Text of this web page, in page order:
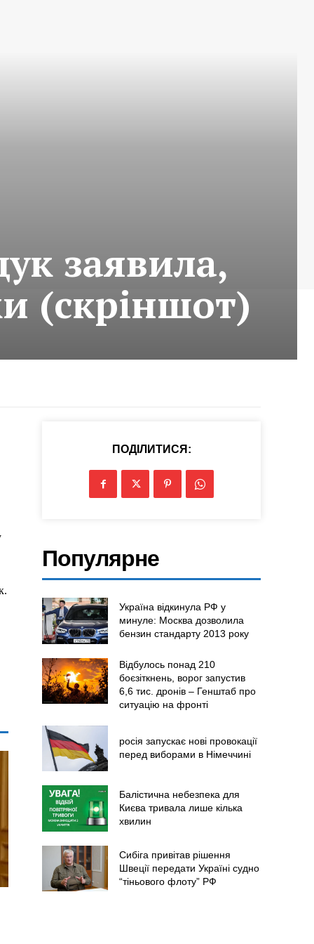
заявила,
(скріншот)
ПОДІЛИТИСЯ:
Популярне
Україна відкинула РФ у
минуле: Москва дозволила
бензин стандарту 2013 року
Відбулось понад 210
боєзіткнень, ворог запустив
6,6 тис. дронів – Генштаб про
ситуацію на фронті
росія запускає нові провокації
перед виборами в Німеччині
Балістична небезпека для
Києва тривала лише кілька
хвилин
Сибіга привітав рішення
Швеції передати Україні судно
“тіньового флоту” РФ